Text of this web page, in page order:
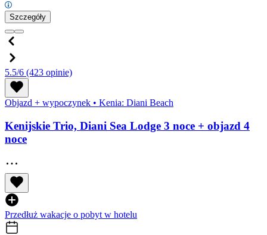
Szczegóły
5.5/6 (423 opinie)
Objazd + wypoczynek • Kenia: Diani Beach
Kenijskie Trio, Diani Sea Lodge 3 noce + objazd 4
noce
Przedłuż wakacje o pobyt w hotelu